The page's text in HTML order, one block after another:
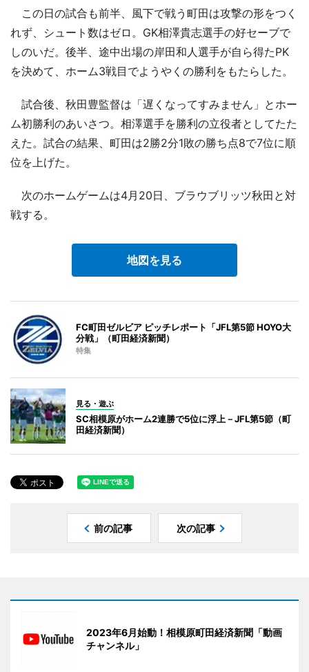
この日の試合も前半、風下で戦う町田は攻撃の形をつく
れず、シュート数はゼロ。GK相澤貴志選手の好セーブで
しのいだ。後半、途中出場の岸田和人選手が自ら得たPK
を決めて、ホーム3戦目でようやくの勝利をもたらした。
試合後、秋田豊監督は「遅くなってすみません」とホー
ム初勝利のあいさつ。相澤選手を勝利の立役者としてたた
えた。試合の結果、町田は2勝2分1敗の勝ち点8で7位に順
位を上げた。
次のホームゲームは4月20日、ブラウブリッツ秋田と対
戦する。
地図を見る
FC町田ゼルビア ピッチレポート「JFL第5節 HOYO大
分戦」（町田経済新聞）
特集
見る・遊ぶ
SC相模原がホーム2連勝で5位に浮上－JFL第5節（町
田経済新聞）
前の記事 次の記事
2023年6月始動！相模原町田経済新聞「動画
チャンネル」